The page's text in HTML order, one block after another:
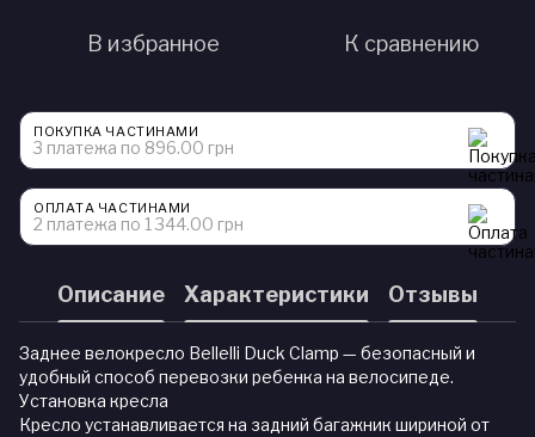
В избранное К сравнению
ПОКУПКА ЧАСТИНАМИ
3 платежа по 896.00 грн
ОПЛАТА ЧАСТИНАМИ
2 платежа по 1 344.00 грн
Описание Характеристики Отзывы
Заднее велокресло Bellelli Duck Clamp — безопасный и
удобный способ перевозки ребенка на велосипеде.
Установка кресла
Кресло устанавливается на задний багажник шириной от